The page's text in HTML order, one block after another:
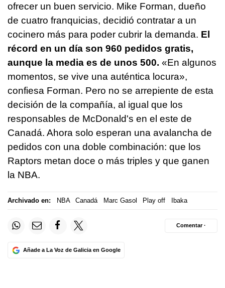
ofrecer un buen servicio. Mike Forman, dueño
de cuatro franquicias, decidió contratar a un
cocinero más para poder cubrir la demanda. El
récord en un día son 960 pedidos gratis,
aunque la media es de unos 500. «En algunos
momentos, se vive una auténtica locura»,
confiesa Forman. Pero no se arrepiente de esta
decisión de la compañía, al igual que los
responsables de McDonald's en el este de
Canadá. Ahora solo esperan una avalancha de
pedidos con una doble combinación: que los
Raptors metan doce o más triples y que ganen
la NBA.
Archivado en: NBA Canadá Marc Gasol Play off Ibaka
Añade a La Voz de Galicia en Google
Comentar ·